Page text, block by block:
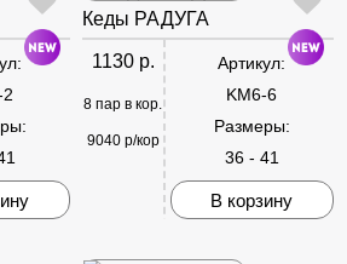
2
Кеды РАДУГА
1130 р.
8 пар в кор.
9040 р/кор
Артикул:
KM6-6
Размеры:
36 - 41
В корзину